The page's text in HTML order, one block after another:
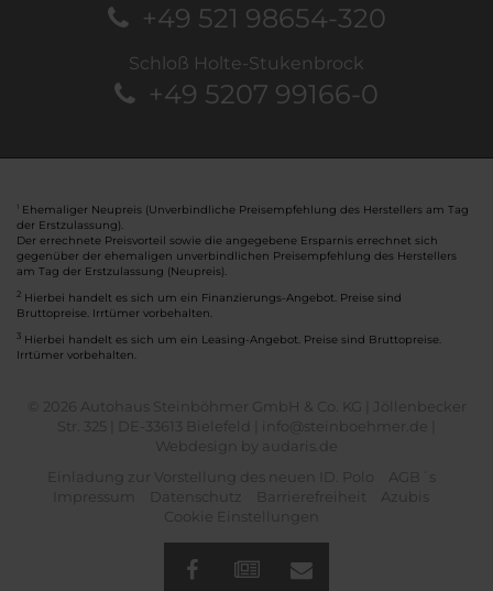
+49 521 98654-320
Schloß Holte-Stukenbrock
+49 5207 99166-0
Ehemaliger Neupreis (Unverbindliche Preisempfehlung des Herstellers am Tag
der Erstzulassung).
Der errechnete Preisvorteil sowie die angegebene Ersparnis errechnet sich
gegenüber der ehemaligen unverbindlichen Preisempfehlung des Herstellers
am Tag der Erstzulassung (Neupreis).
2 Hierbei handelt es sich um ein Finanzierungs-Angebot. Preise sind
Bruttopreise. Irrtümer vorbehalten.
3 Hierbei handelt es sich um ein Leasing-Angebot. Preise sind Bruttopreise.
Irrtümer vorbehalten.
© 2026 Autohaus Steinböhmer GmbH & Co. KG | Jöllenbecker
Str. 325 | DE-33613 Bielefeld | info@steinboehmer.de |
Webdesign by audaris.de
Einladung zur Vorstellung des neuen ID. Polo
AGB´s
Impressum
Datenschutz Barrierefreiheit
Azubis
Cookie Einstellungen